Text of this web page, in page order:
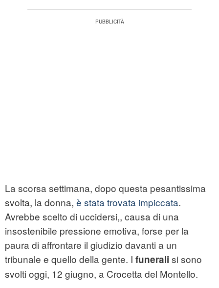
La scorsa settimana, dopo questa pesantissima
svolta, la donna, è stata trovata impiccata.
Avrebbe scelto di uccidersi,, causa di una
insostenibile pressione emotiva, forse per la
paura di affrontare il giudizio davanti a un
tribunale e quello della gente. I funerali si sono
svolti oggi, 12 giugno, a Crocetta del Montello.